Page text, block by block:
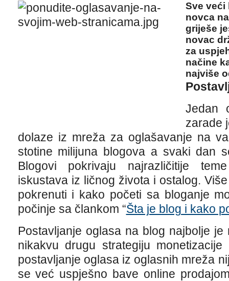
Sve veći
novca
griješe
novac
za
načine
najviše
Jedan
zarade
dolaze iz mreža za oglašavanje na
stotine milijuna blogova a svaki dan
Blogovi pokrivaju najrazličitije
iskustava iz ličnog života i ostalog.
pokrenuti i kako početi sa bloganje
počinje sa člankom “Šta je blog i kako
Postavljanje oglasa na blog najbolje
nikakvu drugu strategiju
postavljanje oglasa iz oglasnih mreža
se već uspješno bave online